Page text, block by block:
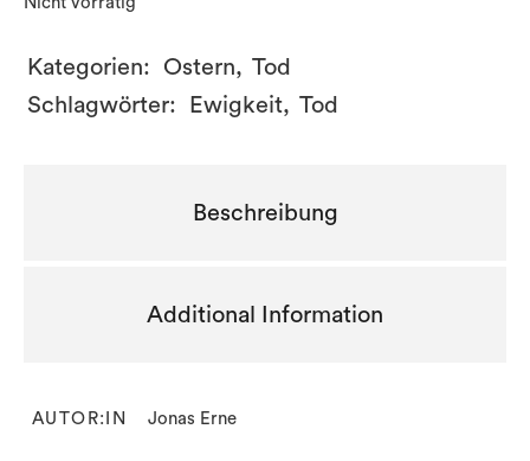
Kategorien: Ostern, Tod
Schlagwörter:
Ewigkeit, Tod
Beschreibung
Additional Information
AUTOR:IN Jonas Erne